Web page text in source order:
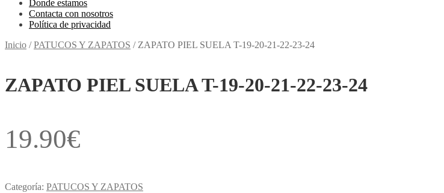
Donde estamos
Contacta con nosotros
Política de privacidad
Inicio /PATUCOS Y ZAPATOS / ZAPATO PIEL SUELA T-19-20-21-22-23-24
ZAPATO PIEL SUELA T-19-20-21-22-23-24
19.90€
Categoría: PATUCOS Y ZAPATOS